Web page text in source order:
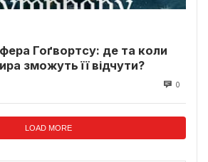
Гоґвортсу: де та коли
зможуть її відчути?
0
LOAD MORE